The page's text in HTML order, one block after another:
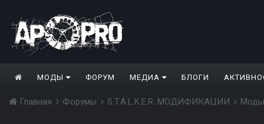
МОДЫ ФОРУМ МЕДИА БЛОГИ
Главная Форумы S.T.A.L.K.E.R. МОДИФИКАЦИИ